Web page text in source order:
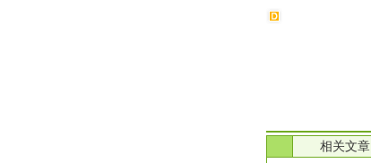
相关文章